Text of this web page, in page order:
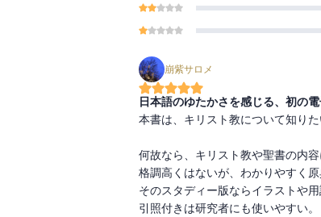
崩紫サロメ
日本語のゆたかさを感じる、初の電
本書は、キリスト教について知り
何故なら、キリスト教や聖書の内容
格調高くはないが、わかりやすく
そのスタディー版ならイラストや
引照付きは研究者にも使いやすい。